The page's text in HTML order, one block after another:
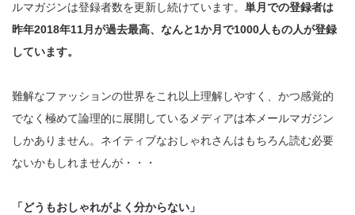
ルマガジンは登録者数を更新し続けています。 単月での登録者は
昨年2018年11月が過去最高、なんと1か月で1000人もの人が登録
しています。
難解なファッションの世界をこれ以上理解しやすく、かつ感覚的
でなく極めて論理的に展開しているメディアは本メールマガジン
しかありません。ネイティブなおしゃれさんはもちろん読む必要
ないかもしれませんが・・・
「どうもおしゃれがよく分からない」